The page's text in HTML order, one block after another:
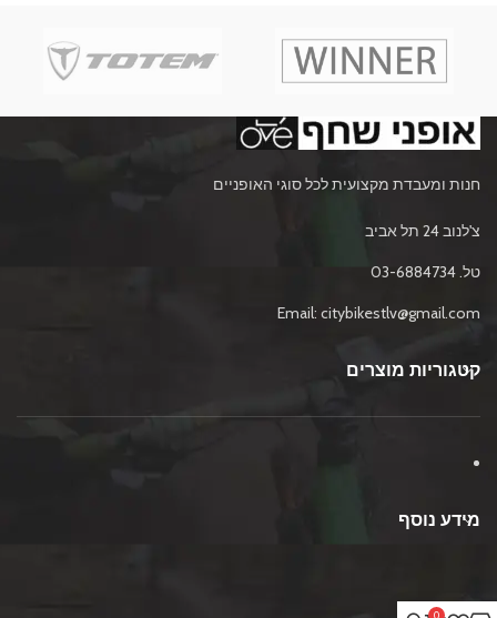
חנות ומעבדת מקצועית לכל סוגי האופניים
צ'לנוב 24 תל אביב
טל. 03-6884734
Email: citybikestlv@gmail.com
קטגוריות מוצרים
מידע נוסף
0